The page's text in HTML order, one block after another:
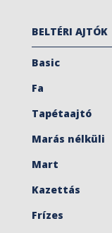
BELTÉRI AJTÓK
Basic
Fa
Tapétaajtó
Marás nélküli
Mart
Kazettás
Frízes